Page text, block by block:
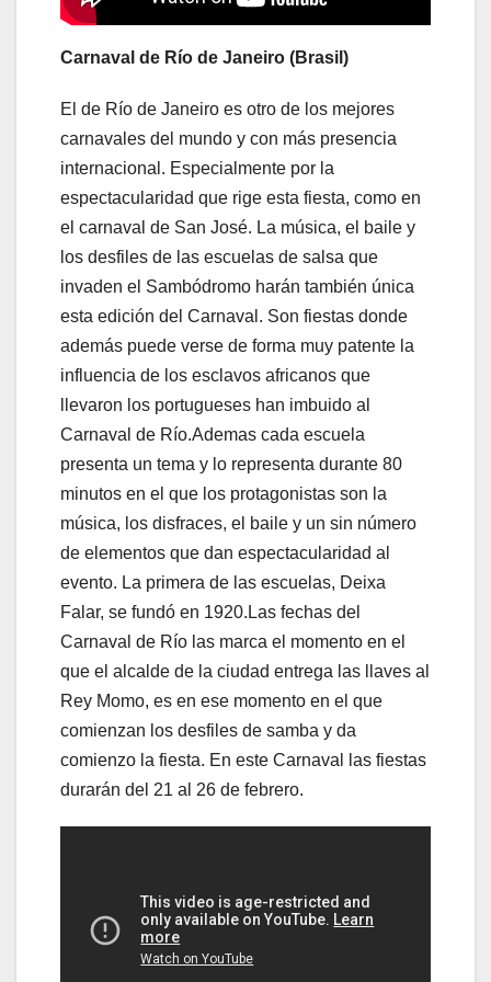
Carnaval de Río de Janeiro (Brasil)
El de Río de Janeiro es otro de los mejores
carnavales del mundo y con más presencia
internacional. Especialmente por la
espectacularidad que rige esta fiesta, como en
el carnaval de San José. La música, el baile y
los desfiles de las escuelas de salsa que
invaden el Sambódromo harán también única
esta edición del Carnaval. Son fiestas donde
además puede verse de forma muy patente la
influencia de los esclavos africanos que
llevaron los portugueses han imbuido al
Carnaval de Río.Ademas cada escuela
presenta un tema y lo representa durante 80
minutos en el que los protagonistas son la
música, los disfraces, el baile y un sin número
de elementos que dan espectacularidad al
evento. La primera de las escuelas, Deixa
Falar, se fundó en 1920.Las fechas del
Carnaval de Río las marca el momento en el
que el alcalde de la ciudad entrega las llaves al
Rey Momo, es en ese momento en el que
comienzan los desfiles de samba y da
comienzo la fiesta. En este Carnaval las fiestas
durarán del 21 al 26 de febrero.